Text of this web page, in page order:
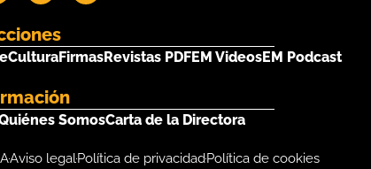
CulturaFirmasRevistas PDFEM VideosEM Podcast
SomosCarta de la Directora
Aviso legalPolítica de privacidadPolítica de cookies